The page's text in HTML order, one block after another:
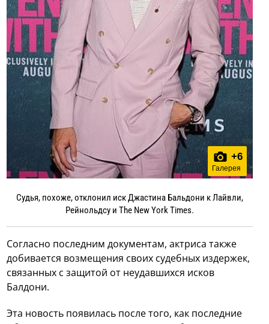
+6
Галерея
Судья, похоже, отклонил иск Джастина Бальдони к Лайвли,
Рейнольдсу и The New York Times.
Согласно последним документам, актриса также
добивается возмещения своих судебных издержек,
связанных с защитой от неудавшихся исков
Балдони.
Эта новость появилась после того, как последние